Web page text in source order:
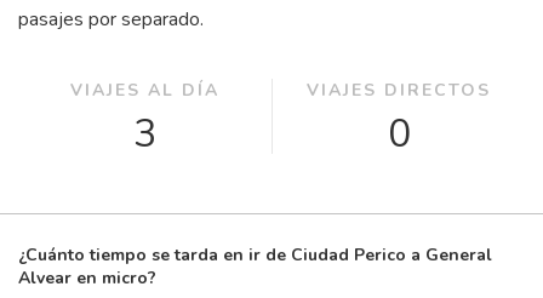
pasajes por separado.
VIAJES AL DÍA
3
VIAJES DIRECTOS
0
¿Cuánto tiempo se tarda en ir de Ciudad Perico a General
Alvear en micro?